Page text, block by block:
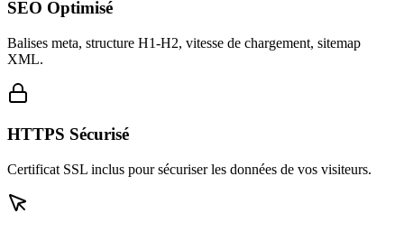
SEO Optimisé
Balises meta, structure H1-H2, vitesse de chargement, sitemap
XML.
HTTPS Sécurisé
Certificat SSL inclus pour sécuriser les données de vos visiteurs.